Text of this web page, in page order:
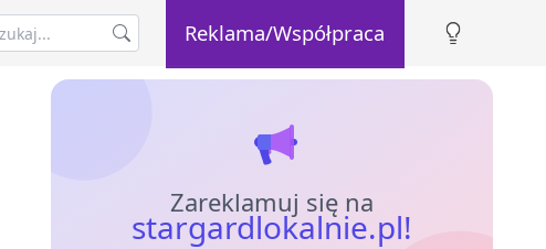
Reklama/Współpraca
Zareklamuj się na
stargardlokalnie.pl!